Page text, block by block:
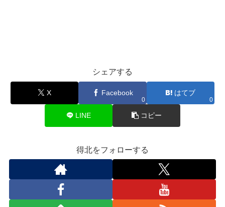
シェアする
X Facebook
0
はてブ
0
LINE コピー
得北をフォローする